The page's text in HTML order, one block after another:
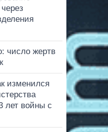
число жертв
изменился
лет войны с